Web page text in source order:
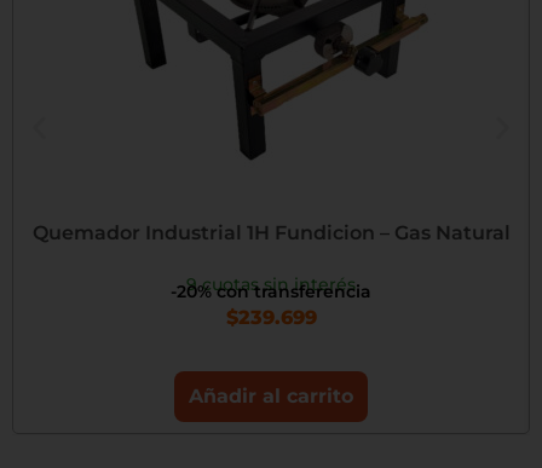
Quemador Industrial 1H Fundicion – Gas Natural
9 cuotas sin interés
-20% con transferencia
$239.699
Añadir al carrito